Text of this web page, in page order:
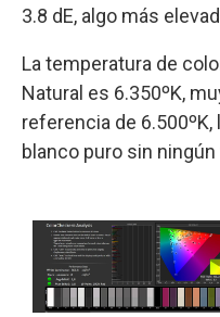
3.8 dE, algo más
La temperatura de
Natural es 6.350ºK,
referencia de
blanco puro sin